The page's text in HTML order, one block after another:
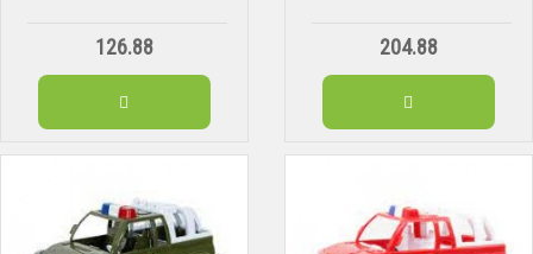
126.88 204.88